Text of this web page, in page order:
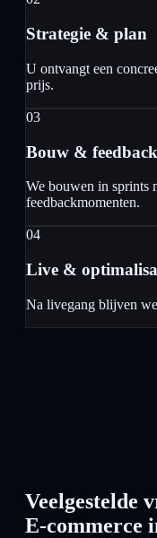
Strategie & plan
U ontvangt een
prijs.
03
Bouw & feedback
We bouwen in sprints
feedbackmomenten.
04
Live &
Na livegang blijven
Veelgestelde
E-commerce